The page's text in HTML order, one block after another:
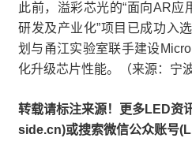
此前，溢彩芯光的“面向AR应
研发及产业化”项目已成功入
划与甬江实验室联手建设
化升级芯片性能。（来源：宁
转载请标注来源！更多LED资
side.cn)或搜索微信公众账号